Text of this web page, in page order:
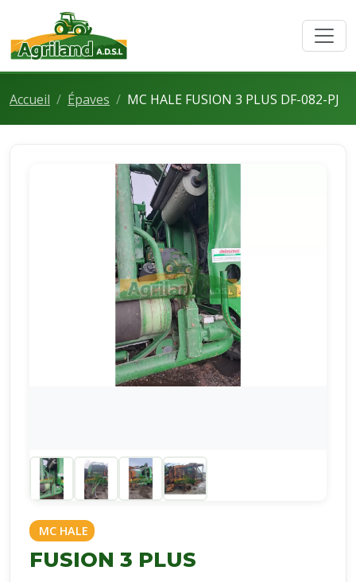
Accueil Épaves MC HALE FUSION 3 PLUS DF-082-PJ
MC HALE
FUSION 3 PLUS